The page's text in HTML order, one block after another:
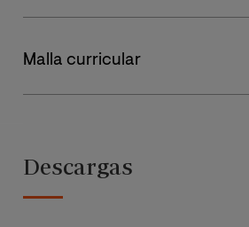
Obligatorias
Tesis Fin de Maestría
Malla curricular
Descargas